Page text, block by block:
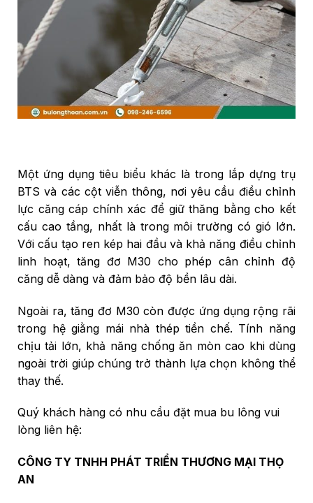
Một ứng dụng tiêu biểu khác là trong lắp dựng trụ
BTS và các cột viễn thông, nơi yêu cầu điều chỉnh
lực căng cáp chính xác để giữ thăng bằng cho kết
cấu cao tầng, nhất là trong môi trường có gió lớn.
Với cấu tạo ren kép hai đầu và khả năng điều chỉnh
linh hoạt, tăng đơ M30 cho phép cân chỉnh độ
căng dễ dàng và đảm bảo độ bền lâu dài.
Ngoài ra, tăng đơ M30 còn được ứng dụng rộng rãi
trong hệ giằng mái nhà thép tiền chế. Tính năng
chịu tải lớn, khả năng chống ăn mòn cao khi dùng
ngoài trời giúp chúng trở thành lựa chọn không thể
thay thế.
Quý khách hàng có nhu cầu đặt mua bu lông vui
lòng liên hệ:
CÔNG TY TNHH PHÁT TRIỂN THƯƠNG MẠI THỌ
AN